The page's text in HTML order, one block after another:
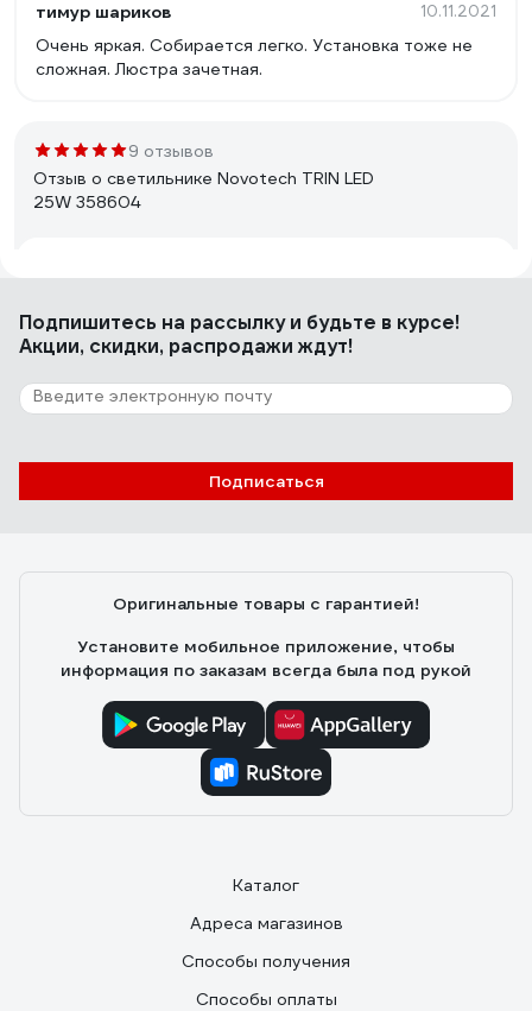
тимур шариков 10.11.2021
Очень яркая. Собирается легко. Установка тоже не
сложная. Люстра зачетная.
9 отзывов
Отзыв о светильнике Novotech TRIN LED
25W 358604
251 отзыв
Отзыв о люстре RITTER ROLO с ДУ 52Вт,
52360 4
Александр Ю.
10.11.2021
Подпишитесь на рассылкуи будьте в курсе!
Акции, скидки, распродажи ждут!
Подписаться
Оригинальные товары с гарантией!
Установите мобильное приложение, чтобы
информация по заказам всегда была под рукой
Каталог
Адреса магазинов
Способы получения
Способы оплаты